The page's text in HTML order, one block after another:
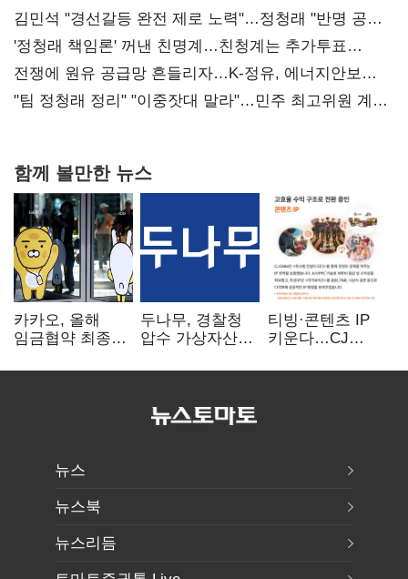
김민석 "경선갈등 완전 제로 노력"…정청래 "반명 공세
사과부터"
'정청래 책임론' 꺼낸 친명계…친청계는 추가투표
때리기
전쟁에 원유 공급망 흔들리자…K-정유, 에너지안보
핵심으로 재부상
"팀 정청래 정리" "이중잣대 말라"…민주 최고위원 계파
함께 볼만한 뉴스
카카오, 올해
임금협약 최종
인상·격려금
두나무, 경찰청
압수 가상자산
커스터디 사업
티빙·콘텐츠 IP
키운다…CJ
글로벌 확장 가속
뉴스
뉴스북
뉴스리듬